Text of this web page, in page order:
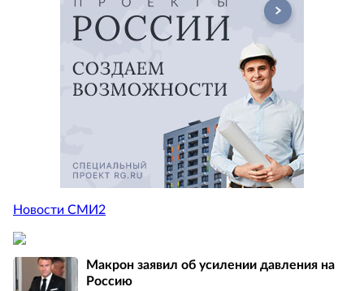
Новости СМИ2
Макрон заявил об усилении давления на
Россию